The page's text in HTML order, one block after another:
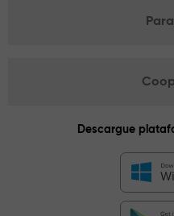
Descargue